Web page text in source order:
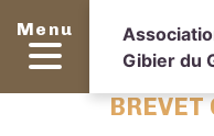
Menu
Gibier du
BREVET